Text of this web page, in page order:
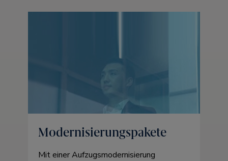
Modernisierungspakete
Mit einer Aufzugsmodernisierung